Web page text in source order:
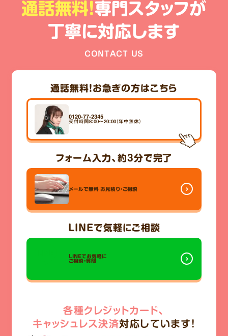
通話無料!専門スタッフが
丁寧に対応します
CONTACT US
通話無料！お急ぎの方はこちら
0120-77-2345
受付時間8：00～20：00（年中無休）
フォーム入力、 約3分で完了
メールで無料 お見積り・ご相談
LINEで気軽にご相談
LINEでお気軽に
ご相談・質問
各種クレジットカード、
キャッシュレス決済対応しています!